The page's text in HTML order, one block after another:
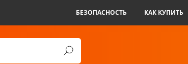
БЕЗОПАСНОСТЬ КАК КУПИТЬ